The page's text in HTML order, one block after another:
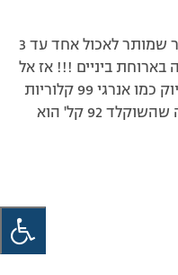
אני הייתי בקבוצה שלי לי נאמר שמותר לאכול אחד עד 3
בארוחת ביניים !!! אז אל
תהיי לחוצה זה כן בתכנית בדיוק כמו אנרגי 99 קלוריות
ואני עובדת בעילית היי בטוחה שהשוקלד 92 קל' הוא